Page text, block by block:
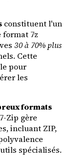
constituent l'un
format 7z
30 à 70% plus
Cette
pour
les
formats
Zip gère
incluant ZIP,
spécialisés.